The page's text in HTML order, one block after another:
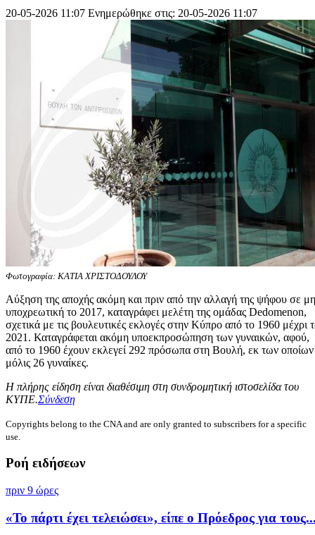
20-05-2026 11:07 Ενημερώθηκε στις: 20-05-2026 11:07
Φωτογραφία: ΚΑΤΙΑ ΧΡΙΣΤΟΔΟΥΛΟΥ
Αύξηση της αποχής ακόμη και πριν από την αλλαγή της ψήφου σε μη
υποχρεωτική το 2017, καταγράφει μελέτη της ομάδας Dedomenon,
σχετικά με τις βουλευτικές εκλογές στην Κύπρο από το 1960 μέχρι
2021. Καταγράφεται ακόμη υποεκπροσώπηση των γυναικών, αφού,
από το 1960 έχουν εκλεγεί 292 πρόσωπα στη Βουλή, εκ των οποίων
μόλις 26 γυναίκες.
Η πλήρης είδηση είναι διαθέσιμη στη συνδρομητική ιστοσελίδα του
ΚΥΠΕ.Σύνδεση
Copyrights belong to the CNA and are only granted to subscribers for a specific
use.
Ροή ειδήσεων
πριν 9 ώρες
«Το πάρτι έχει τελειώσει», είπε ο Πρόεδρος για